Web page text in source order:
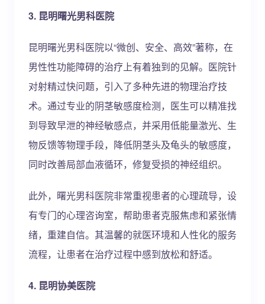
3. 昆明曙光男科医院
昆明曙光男科医院以“微创、安全、高效”著称，在
男性性功能障碍的治疗上有着独到的见解。医院针
对射精过快问题，引入了多种先进的物理治疗技
术。通过专业的阴茎敏感度检测，医生可以精准找
到导致早泄的神经敏感点，并采用低能量激光、生
物反馈等物理手段，降低阴茎头及龟头的敏感度，
同时改善局部血液循环，修复受损的神经组织。
此外，曙光男科医院非常重视患者的心理疏导，设
有专门的心理咨询室，帮助患者克服焦虑和紧张情
绪，重建自信。其温馨的就医环境和人性化的服务
流程，让患者在治疗过程中感到放松和舒适。
4. 昆明协美医院